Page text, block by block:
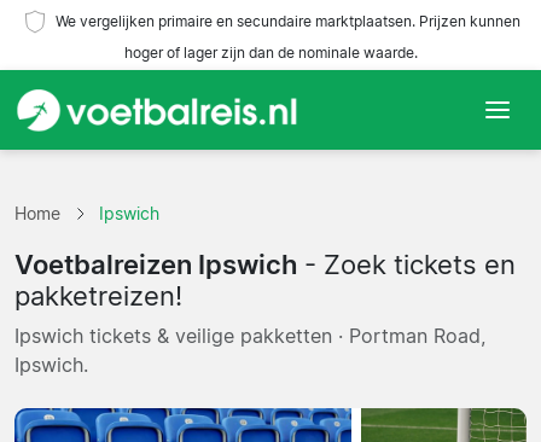
We vergelijken primaire en secundaire marktplaatsen. Prijzen kunnen
hoger of lager zijn dan de nominale waarde.
Teams
Competities
Reisorganisaties
Home Ipswich
Voetbalreizen Ipswich - Zoek tickets en
pakketreizen!
Ipswich tickets & veilige pakketten · Portman Road,
Ipswich.